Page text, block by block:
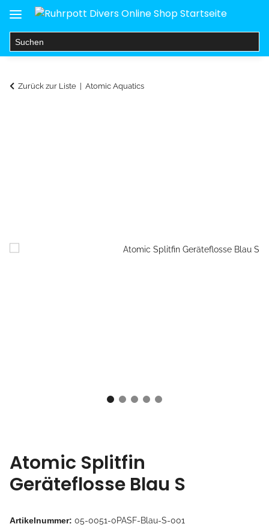
Zurück zur Liste Atomic Aquatics
Atomic Splitfin
Geräteflosse Blau S
Artikelnummer: 05-0051-0PASF-Blau-S-001